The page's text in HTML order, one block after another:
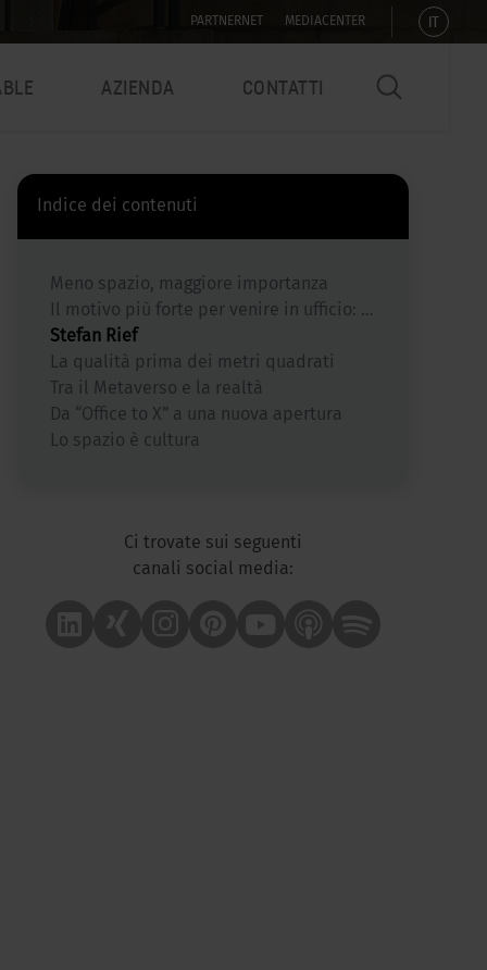
PARTNERNET MEDIACENTER IT
AZIENDA CONTATTI
Indice dei contenuti
Meno spazio, maggiore importanza
Il motivo più forte per venire in ufficio: le altre persone
Stefan Rief
La qualità prima dei metri quadrati
Tra il Metaverso e la realtà
Da “Office to X” a una nuova apertura
Lo spazio è cultura
Ci trovate sui seguenti
canali social media: